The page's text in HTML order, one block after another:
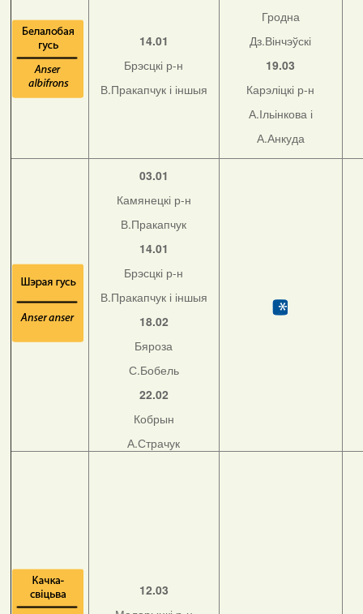
14.01
Брэсцкі р-н
В.Пракапчук і іншыя
Гродна
Дз.Вінчэўскі
19.03
Карэліцкі р-н
А.Ільінкова і
А.Анкуда
03.01
Камянецкі р-н
В.Пракапчук
14.01
Брэсцкі р-н
В.Пракапчук і іншыя
18.02
Бяроза
С.Бобель
22.02
Кобрын
А.Страчук
12.03